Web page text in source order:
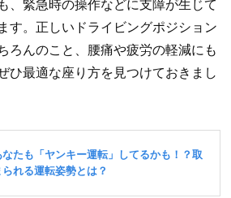
、緊急時の操作などに支障が生じて
す。正しいドライビングポジション
ろんのこと、腰痛や疲労の軽減にも
ひ最適な座り方を見つけておきまし